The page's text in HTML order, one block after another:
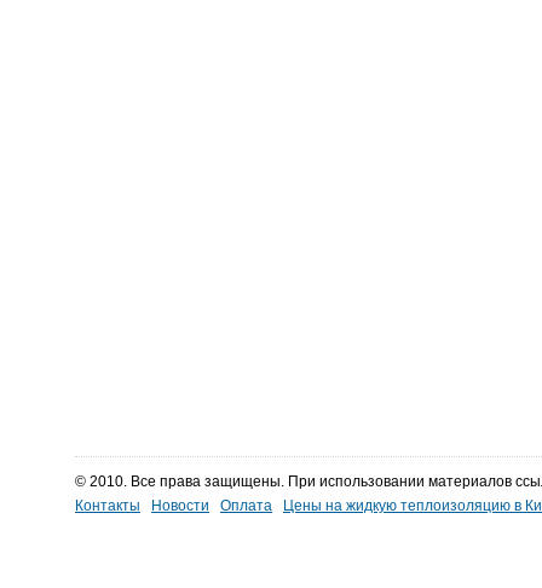
© 2010. Все права защищены. При использовании материалов
Контакты
Новости Оплата Цены на жидкую теплоизоляцию в